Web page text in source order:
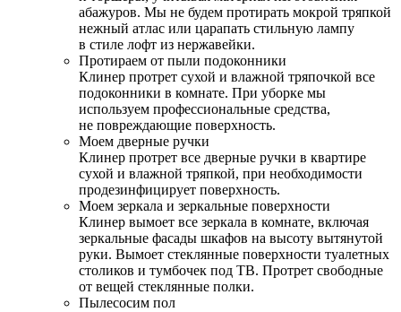
абажуров. Мы не будем протирать мокрой тряпкой
нежный атлас или царапать стильную лампу
в стиле лофт из нержавейки.
Протираем от пыли подоконники
Клинер протрет сухой и влажной тряпочкой все
подоконники в комнате. При уборке мы
используем профессиональные средства,
не повреждающие поверхность.
Моем дверные ручки
Клинер протрет все дверные ручки в квартире
сухой и влажной тряпкой, при необходимости
продезинфицирует поверхность.
Моем зеркала и зеркальные поверхности
Клинер вымоет все зеркала в комнате, включая
зеркальные фасады шкафов на высоту вытянутой
руки. Вымоет стеклянные поверхности туалетных
столиков и тумбочек под ТВ. Протрет свободные
от вещей стеклянные полки.
Пылесосим пол